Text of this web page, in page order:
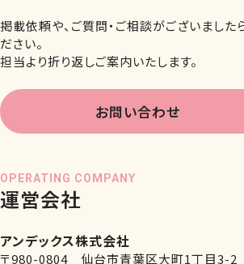
OPERATING COMPANY
運営会社
アンデックス株式会社
〒980-0804 仙台市青葉区大町1丁目3-2
掲載依頼や、ご質問・ご相談がございました
ださい。
担当より折り返しご案内いたします。
お問い合わせ